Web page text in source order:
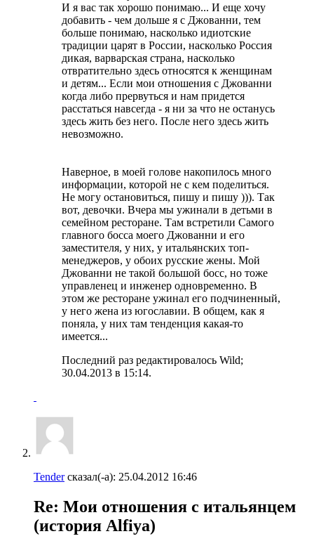
И я вас так хорошо понимаю... И еще хочу
добавить - чем дольше я с Джованни, тем
больше понимаю, насколько идиотские
традиции царят в России, насколько Россия
дикая, варварская страна, насколько
отвратительно здесь относятся к женщинам
и детям... Если мои отношения с Джованни
когда либо прервуться и нам придется
расстаться навсегда - я ни за что не останусь
здесь жить без него. После него здесь жить
невозможно.
Наверное, в моей голове накопилось много
информации, которой не с кем поделиться.
Не могу остановиться, пишу и пишу ))). Так
вот, девочки. Вчера мы ужинали в детьми в
семейном ресторане. Там встретили Самого
главного босса моего Джованни и его
заместителя, у них, у итальянских топ-
менеджеров, у обоих русские жены. Мой
Джованни не такой большой босс, но тоже
управленец и инженер одновременно. В
этом же ресторане ужинал его подчиненный,
у него жена из югославии. В общем, как я
поняла, у них там тенденция какая-то
имеется...
Последний раз редактировалось Wild;
30.04.2013 в 15:14.
Tenderсказал(-а): 25.04.2012 16:46
Re: Мои отношения с итальянцем
(история Alfiya)